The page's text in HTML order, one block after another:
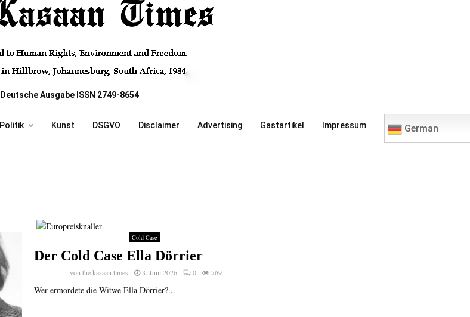
Deutsche Ausgabe ISSN 2749-8654
Politik Kunst DSGVO Disclaimer Advertising Gastartikel Impressum German
Cold Case
Der Cold Case Ella Dörrier
vonthe kasaan times 3. Juni 2026 0 769
Wer ermordete die Witwe Ella Dörrier?...